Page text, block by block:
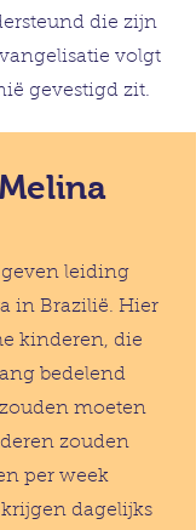
die zijn
volgt
gevestigd zit.
leiding
in Brazilië. Hier
kinderen, die
bedelend
moeten
zouden
per week
dagelijks